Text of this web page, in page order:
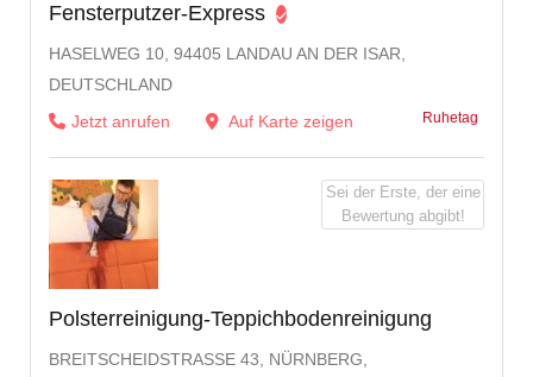
Fensterputzer-Express
HASELWEG 10, 94405 LANDAU AN DER ISAR,
DEUTSCHLAND
Jetzt anrufen
Auf Karte zeigen Ruhetag
Polsterreinigung-Teppichbodenreinigung
BREITSCHEIDSTRASSE 43, NÜRNBERG, D
Sei der Erste, der eine
Bewertung abgibt!